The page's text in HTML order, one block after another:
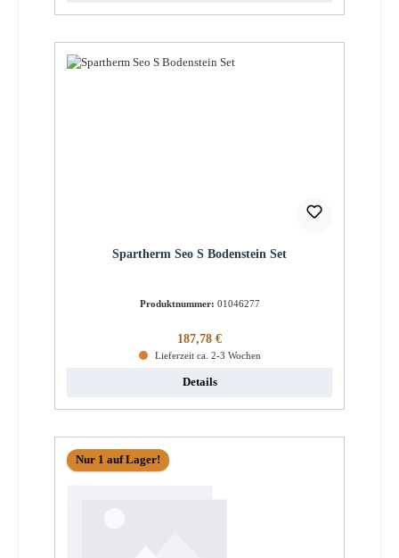
Spartherm Seo S Bodenstein Set
Produktnummer: 01046277
Regulärer Preis:
187,78 €
Lieferzeit ca. 2-3 Wochen
Details
Nur 1 auf Lager!